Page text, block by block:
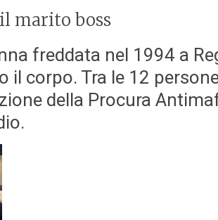
marito boss
freddata nel 1994 a
il corpo. Tra le 12
della Procura